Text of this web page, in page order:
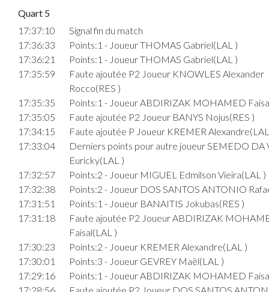
Quart 5
17:37:10
Signal fin du match
17:36:33
Points:1 - Joueur THOMAS Gabriel(LAL )
17:36:21
Points:1 - Joueur THOMAS Gabriel(LAL )
17:35:59
Faute ajoutée P2 Joueur KNOWLES Alexander
Rocco(RES )
17:35:35
Points:1 - Joueur ABDIRIZAK MOHAMED
17:35:05
Faute ajoutée P2 Joueur BANYS Nojus(RES )
17:34:15
Faute ajoutée P Joueur KREMER
17:33:04
Derniers points pour autre joueur SEMEDO DA
Euricky(LAL )
17:32:57
Points:2 - Joueur MIGUEL Edmilson Vieira(LAL )
17:32:38
Points:2 - Joueur DOS SANTOS ANTONIO
17:31:51
Points:1 - Joueur BANAITIS Jokubas(RES )
17:31:18
Faute ajoutée P2 Joueur ABDIRIZAK
Faisal(LAL )
17:30:23
Points:2 - Joueur KREMER Alexandre(LAL )
17:30:01
Points:3 - Joueur GEVREY Maël(LAL )
17:29:16
Points:1 - Joueur ABDIRIZAK MOHAMED
17:28:56
Faute ajoutée P2 Joueur DOS SANTOS